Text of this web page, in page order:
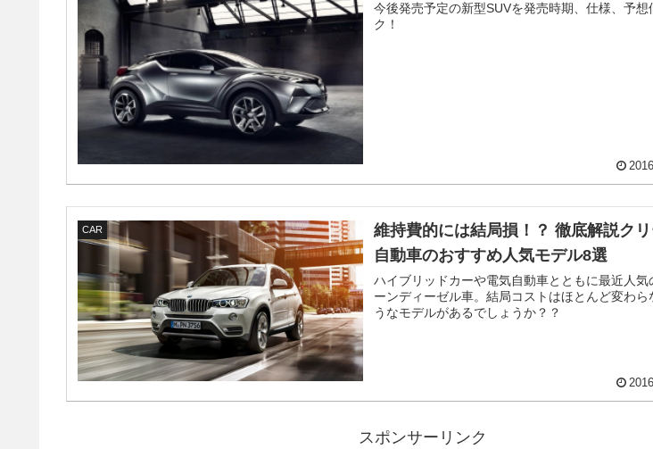
今後発売予定の新型SUVを発売時期、仕様、予想
ク！
CAR
維持費的には結局損！？ 徹底解説ク
自動車のおすすめ人気モデル8選
ハイブリッドカーや電気自動車とともに最近人気
ーンディーゼル車。結局コストはほとんど変わら
うなモデルがあるでしょうか？？
スポンサーリンク